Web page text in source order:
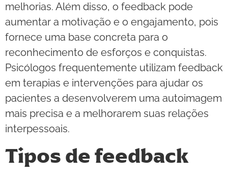
melhorias. Além disso, o feedback pode
aumentar a motivação e o engajamento, pois
fornece uma base concreta para o
reconhecimento de esforços e conquistas.
Psicólogos frequentemente utilizam feedback
em terapias e intervenções para ajudar os
pacientes a desenvolverem uma autoimagem
mais precisa e a melhorarem suas relações
interpessoais.
Tipos de feedback